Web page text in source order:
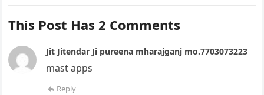
This Post Has 2 Comments
Jit Jitendar Ji pureena mharajganj mo.7703073223
mast apps
Reply